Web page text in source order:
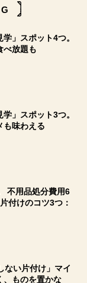
」スポット4つ。
べ放題も
」スポット3つ。
も味わえる
不用品処分費用6
付けのコツ3つ：
ない片付け」マイ
、ものを置かな